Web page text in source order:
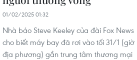
01/02/2025 01:32
Nhà báo Steve Keeley của đài Fox News
cho biết máy bay đã rơi vào tối 31/1 (giờ
địa phương) gần trung tâm thương mại